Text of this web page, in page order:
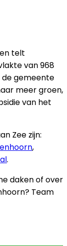
telt
van 968
de gemeente
meer groen,
van het
Zee zijn:
,
.
daken of over
Team